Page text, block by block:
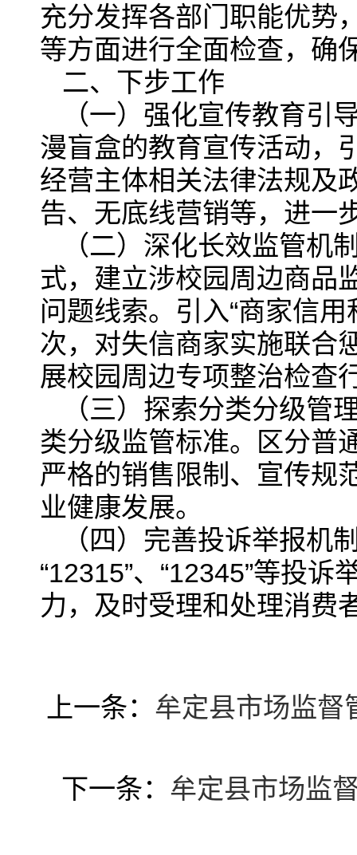
充分发挥各部门职能优势
等方面进行全面检查，确
二、下步工作
（一）强化宣传教育引
漫盲盒的教育宣传活动，
经营主体相关法律法规及
告、无底线营销等，进一
（二）深化长效监管机
式，建立涉校园周边商品
问题线索。引入“商家信
次，对失信商家实施联合
展校园周边专项整治检查
（三）探索分类分级管
类分级监管标准。区分普
严格的销售限制、宣传规
业健康发展。
（四）完善投诉举报机
“12315”、“12345”等投
力，及时受理和处理消费
上一条： 牟定县市场监督
下一条： 牟定县市场监